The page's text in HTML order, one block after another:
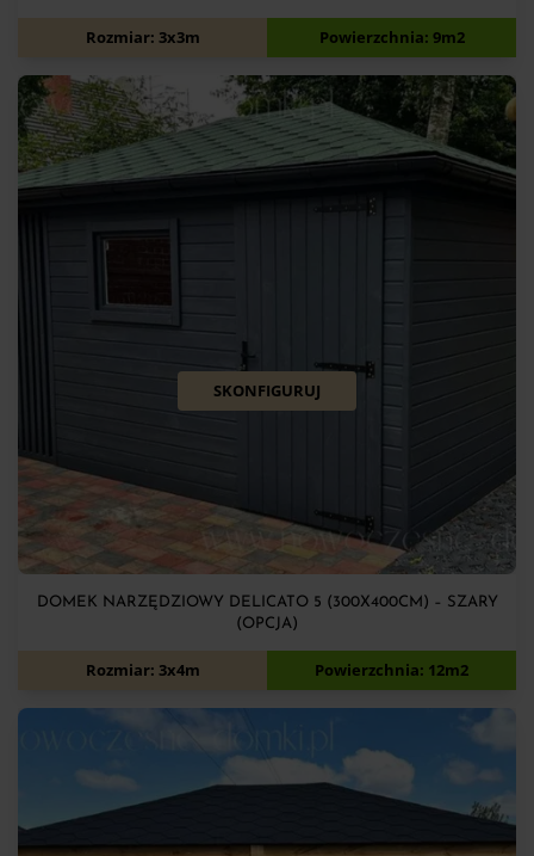
6 900zł
Rozmiar: 3x3m Powierzchnia: 9m2
SKONFIGURUJ
DOMEK NARZĘDZIOWY DELICATO 5 (300X400CM) – SZARY
(OPCJA)
7 900zł
Rozmiar: 3x4m Powierzchnia: 12m2